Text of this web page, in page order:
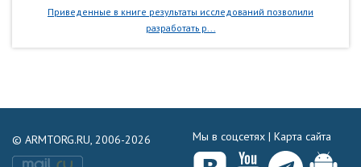
Приведенные в книге результаты исследований позволили
разработать р...
© ARMTORG.RU, 2006-2026 Мы в соцсетях | Карта сайта